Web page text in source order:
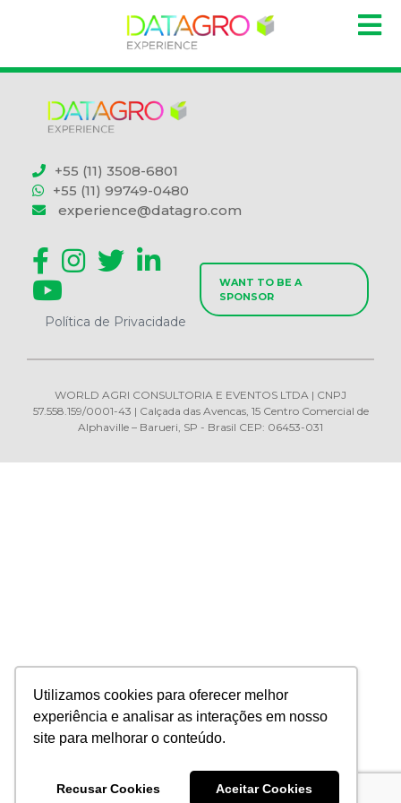
Utilizamos cookies para oferecer melhor
experiência e analisar as interações em nosso
site para melhorar o conteúdo.
Recusar Cookies Aceitar Cookies
+55 (11) 3508-6801
+55 (11) 99749-0480
experience@datagro.com
Política de Privacidade
WANT TO BE A
SPONSOR
WORLD AGRI CONSULTORIA E EVENTOS LTDA | CNPJ
57.558.159/0001-43 | Calçada das Avencas, 15 Centro Comercial de
Alphaville – Barueri, SP - Brasil CEP: 06453-031